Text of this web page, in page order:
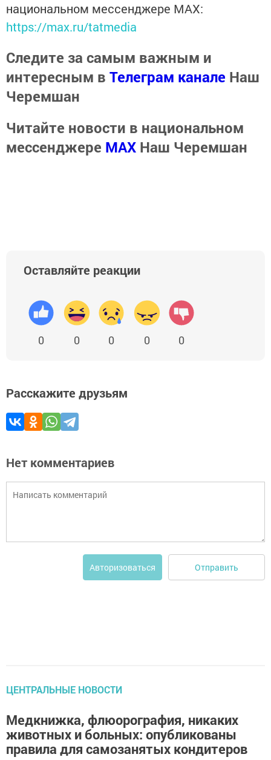
национальном мессенджере MАХ:
https://max.ru/tatmedia
Следите за самым важным и
интересным в Телеграм канале Наш
Черемшан
Читайте новости в национальном
мессенджере MАХ Наш Черемшан
Оставляйте реакции
0 0 0 0 0
Расскажите друзьям
Нет комментариев
Авторизоваться Отправить
ЦЕНТРАЛЬНЫЕ НОВОСТИ
Медкнижка, флюорография, никаких
животных и больных: опубликованы
правила для самозанятых кондитеров